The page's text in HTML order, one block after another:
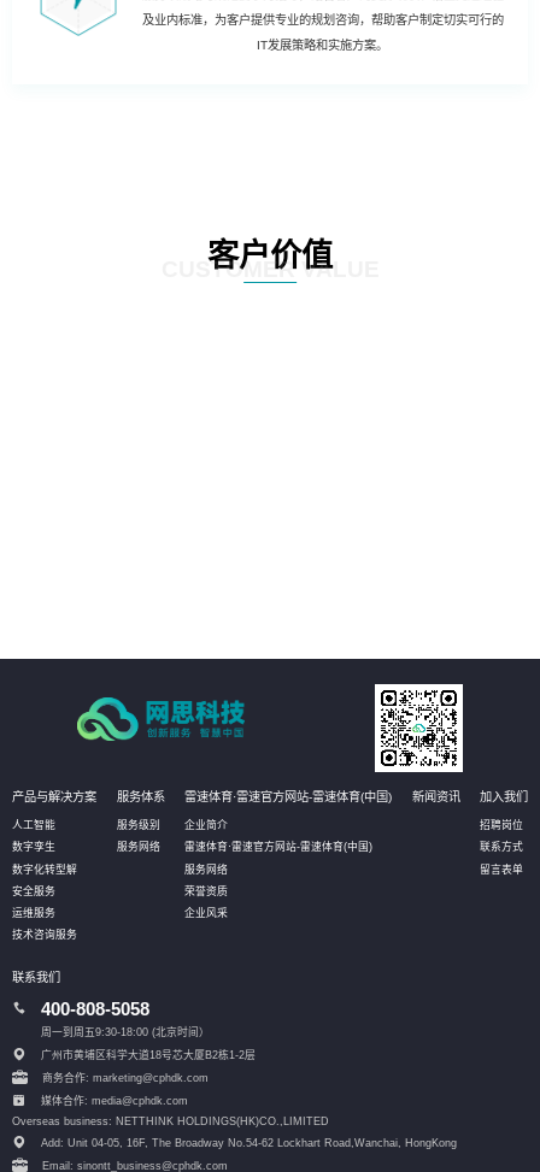
及业内标准，为客户提供专业的规划咨询，帮助客户制定切实可行的
IT发展策略和实施方案。
客户价值
CUSTOMER VALUE
产品与解决方案
人工智能
数字孪生
数字化转型解
安全服务
运维服务
技术咨询服务
服务体系
服务级别
服务网络
雷速体育·雷速官方网站-雷速体育(中国)
企业简介
雷速体育·雷速官方网站-雷速体育(中国)
服务网络
荣誉资质
企业风采
新闻资讯 加入我们
招聘岗位
联系方式
留言表单
联系我们
400-808-5058
周一到周五9:30-18:00 (北京时间）
广州市黄埔区科学大道18号芯大厦B2栋1-2层
商务合作: marketing@cphdk.com
媒体合作: media@cphdk.com
Overseas business: NETTHINK HOLDINGS(HK)CO.,LIMITED
Add: Unit 04-05, 16F, The Broadway No.54-62 Lockhart Road, Wanchai, HongKong
Email: sinontt_business@cphdk.com